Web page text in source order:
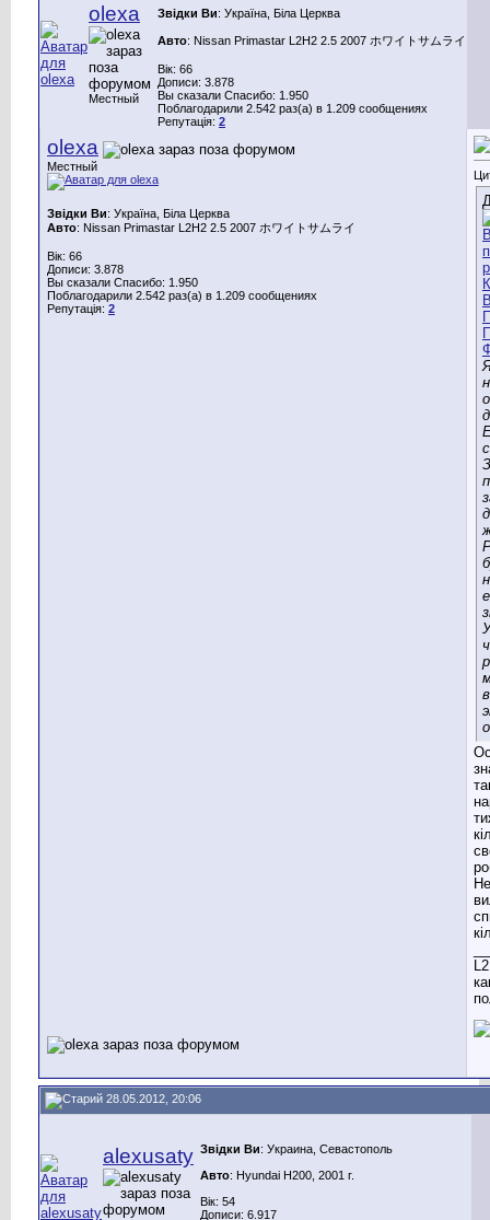
olexa
Местный
Звідки Ви: Україна, Біла Церква
Авто: Nissan Primastar L2H2 2.5 2007 ホワイトサムライ
Вік: 66
Дописи: 3.878
Вы сказали Спасибо: 1.950
Поблагодарили 2.542 раз(а) в 1.209 сообщениях
Репутація: 2
olexa
Местный
Звідки Ви: Україна, Біла Церква
Авто: Nissan Primastar L2H2 2.5 2007 ホワイトサムライ
Вік: 66
Дописи: 3.878
Вы сказали Спасибо: 1.950
Поблагодарили 2.542 раз(а) в 1.209 сообщениях
Репутація: 2
28.05.2012, 20:06
alexusaty Звідки Ви: Украина, Севастополь
Авто: Hyundai H200, 2001 г.
Вік: 54
Дописи: 6.917